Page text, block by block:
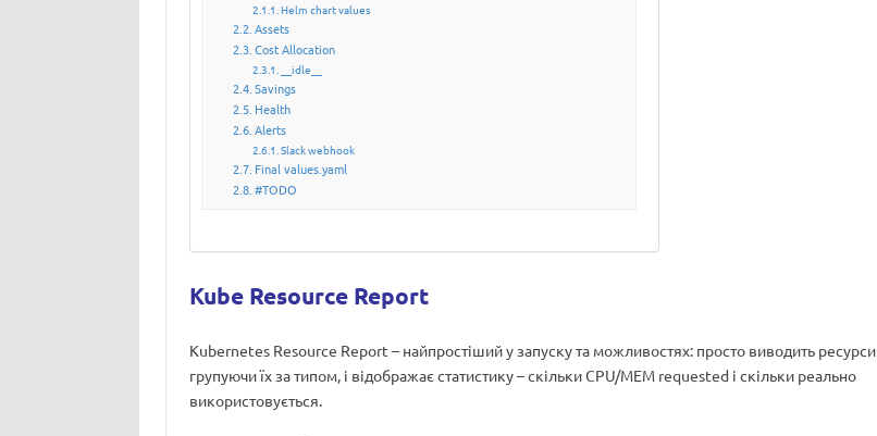
Helm chart values
Assets
Cost Allocation
__idle__
Savings
Health
Alerts
Slack webhook
Final values.yaml
#TODO
Kube Resource Report
Kubernetes Resource Report – найпростіший у запуску та можливостях: просто виводить ресурси
групуючи їх за типом, і відображає статистику – скільки CPU/MEM requested і скільки реально
використовується.